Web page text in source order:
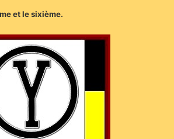
et le sixième.